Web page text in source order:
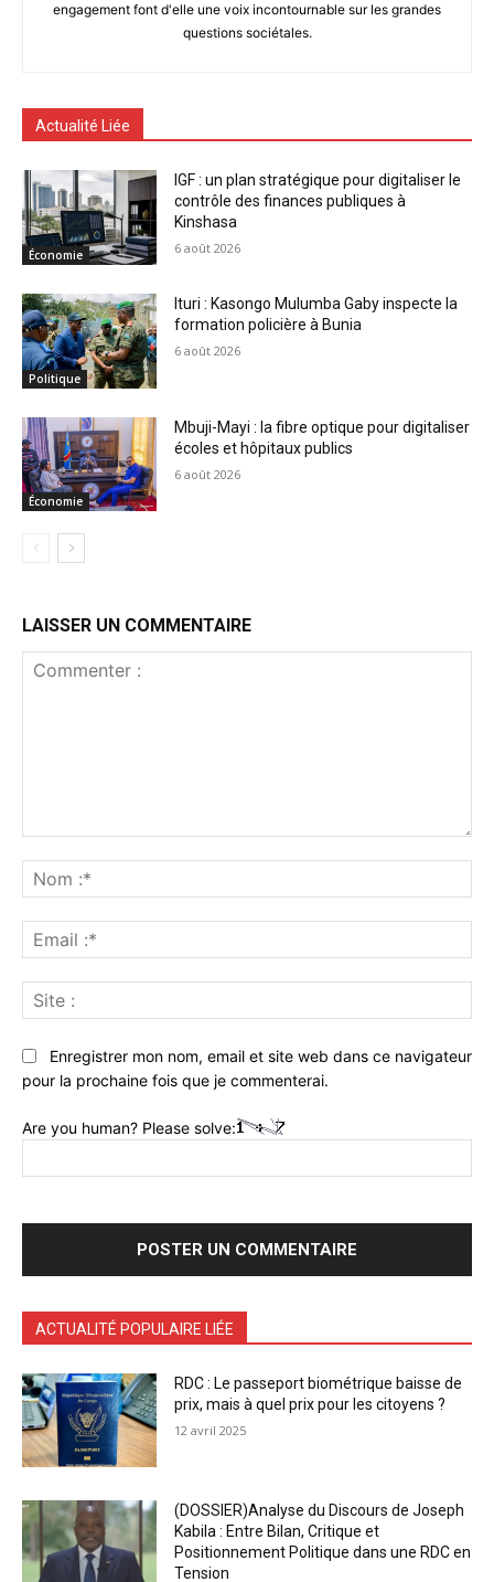
engagement font d'elle une voix incontournable sur les grandes
questions sociétales.
Actualité Liée
Économie
IGF : un plan stratégique pour digitaliser le
contrôle des finances publiques à
Kinshasa
6 août 2026
Politique
Ituri : Kasongo Mulumba Gaby inspecte la
formation policière à Bunia
6 août 2026
Économie
Mbuji-Mayi : la fibre optique pour digitaliser
écoles et hôpitaux publics
6 août 2026
LAISSER UN COMMENTAIRE
:*
:*
:
Enregistrer mon nom, email et site web dans ce navigateur
pour la prochaine fois que je commenterai.
Are you human? Please solve:
ACTUALITÉ POPULAIRE LIÉE
RDC : Le passeport biométrique baisse de
prix, mais à quel prix pour les citoyens ?
12 avril 2025
(DOSSIER)Analyse du Discours de Joseph
Kabila : Entre Bilan, Critique et
Positionnement Politique dans une RDC en
Tension